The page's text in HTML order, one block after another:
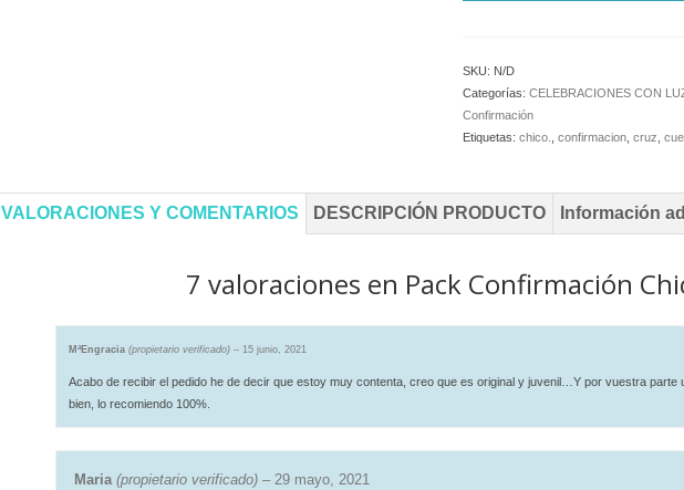
SKU: N/D
Categorías:CELEBRACIONES CON
Confirmación
Etiquetas:chico. ,confirmacion ,cruz ,
VALORACIONES Y COMENTARIOS DESCRIPCIÓN PRODUCTO Información
7 valoraciones en Pack Confirmación
MªEngracia (propietario verificado) – 15 junio, 2021
Acabo de recibir el pedido he de decir que estoy muy contenta, creo que es original y juvenil…Y por vuestra parte
bien, lo recomiendo 100%.
Maria (propietario verificado) – 29 mayo, 2021